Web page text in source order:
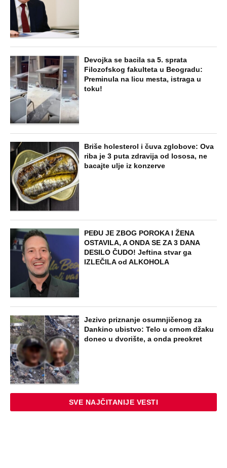
Devojka se bacila sa 5. sprata
Filozofskog fakulteta u Beogradu:
Preminula na licu mesta, istraga u
toku!
Briše holesterol i čuva zglobove: Ova
riba je 3 puta zdravija od lososa, ne
bacajte ulje iz konzerve
PEĐU JE ZBOG POROKA I ŽENA
OSTAVILA, A ONDA SE ZA 3 DANA
DESILO ČUDO! Jeftina stvar ga
IZLEČILA od ALKOHOLA
Jezivo priznanje osumnjičenog za
Dankino ubistvo: Telo u crnom džaku
doneo u dvorište, a onda preokret
SVE NAJČITANIJE VESTI